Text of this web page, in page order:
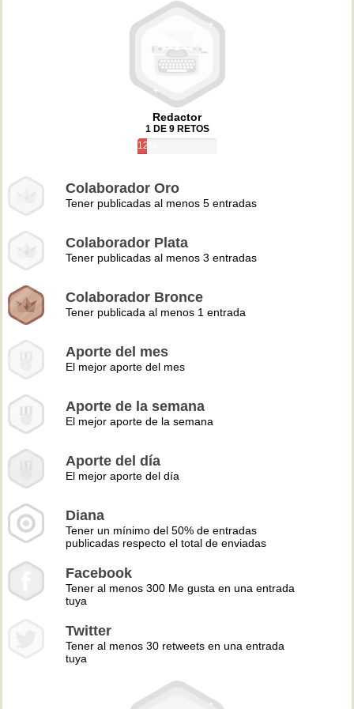
Redactor
1 DE 9 RETOS
12%
Colaborador Oro
Tener publicadas al menos 5 entradas
Colaborador Plata
Tener publicadas al menos 3 entradas
Colaborador Bronce
Tener publicada al menos 1 entrada
Aporte del mes
El mejor aporte del mes
Aporte de la semana
El mejor aporte de la semana
Aporte del día
El mejor aporte del día
Diana
Tener un mínimo del 50% de entradas
publicadas respecto el total de enviadas
Facebook
Tener al menos 300 Me gusta en una entrada
tuya
Twitter
Tener al menos 30 retweets en una entrada
tuya